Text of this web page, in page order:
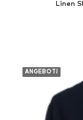
Linen
ANGEBOT!